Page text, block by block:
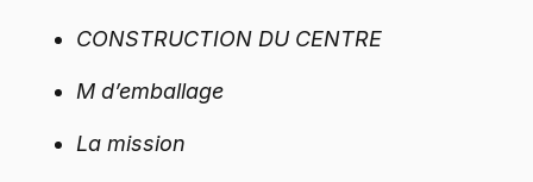
CONSTRUCTION DU CENTRE
M d’emballage
La mission